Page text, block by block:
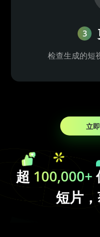
3
检查生成的短
立
超 100,000+
短片